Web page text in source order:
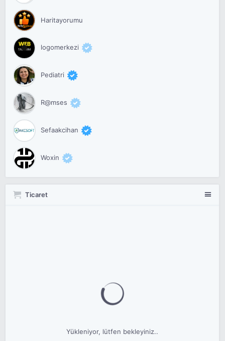
Haritayorumu
logomerkezi
Pediatri
R@mses
Sefaakcihan
Woxin
Ticaret
Yükleniyor, lütfen bekleyiniz..